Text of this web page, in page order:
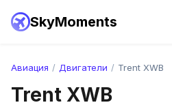
SkyMoments
Авиация / Двигатели / Trent XWB
Trent XWB